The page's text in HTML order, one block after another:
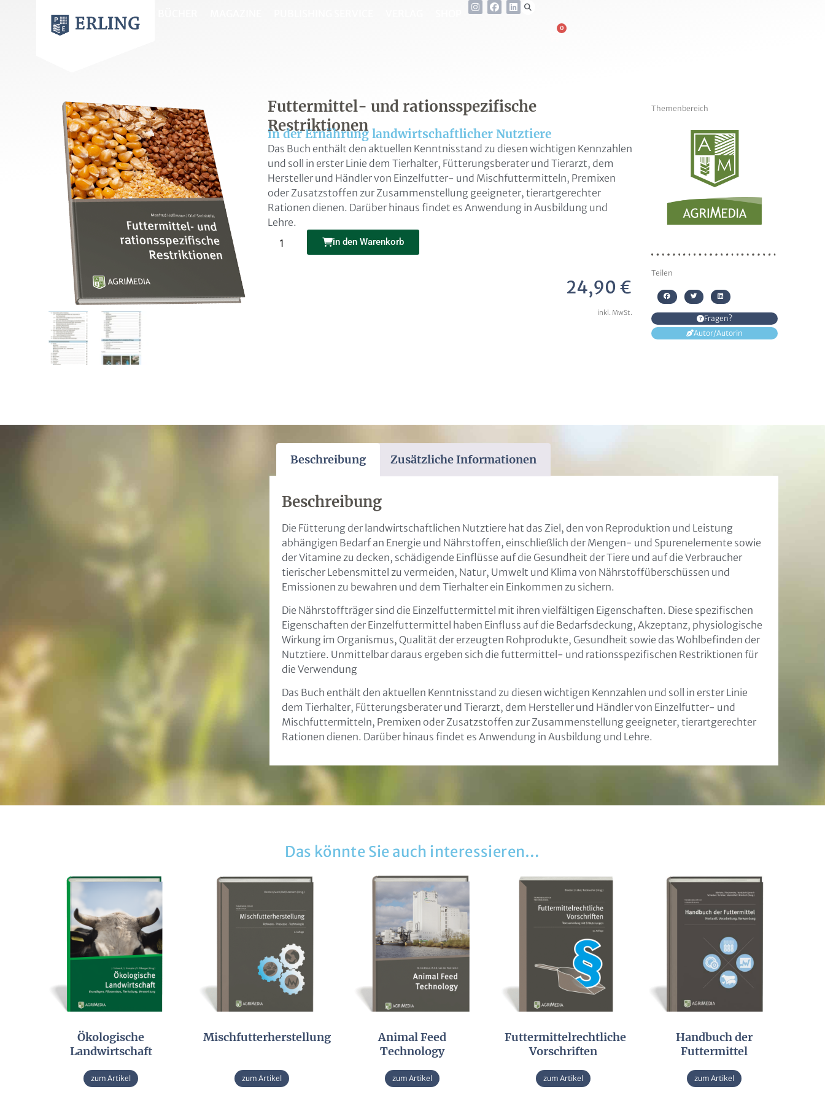
0
Futtermittel- und rationsspezifische
Restriktionen
in der Ernährung landwirtschaftlicher Nutztiere
Das Buch enthält den aktuellen Kenntnisstand zu diesen wichtigen Kennzahlen
und soll in erster Linie dem Tierhalter, Fütterungsberater und Tierarzt, dem
Hersteller und Händler von Einzelfutter- und Mischfuttermitteln, Premixen
oder Zusatzstoffen zur Zusammenstellung geeigneter, tierartgerechter
Rationen dienen. Darüber hinaus findet es Anwendung in Ausbildung und
Lehre.
in den Warenkorb
24,90€
inkl. MwSt.
Themenbereich
Teilen
Fragen?
Frage zur Publikation
meines Anliegens gespeichert werden können. Weitere Hinweise zum
Datenschutz und den Widerrufsmöglichkeiten in den
habe ich zur Kenntnis genommen
Autor/Autorin
Prof. Dr. Dr. Sven Dänicke
Prof. Dr. Gerhard Flachowsky
Prof. Dr. Johannes Isselstein
Prof. Dr. Heinz Jeroch
Prof. Dr. Hans Schenkel
Prof. Dr. Friedrich Schöne
Prof. Dr. Olaf Steinhöfel
Prof. Dr. Dr. habil. Wilhelm Windisch
Beschreibung Zusätzliche Informationen
Beschreibung
Die Fütterung der landwirtschaftlichen Nutztiere hat das Ziel, den von Reproduktion und Leistung
abhängigen Bedarf an Energie und Nährstoffen, einschließlich der Mengen- und Spurenelemente sowie
der Vitamine zu decken, schädigende Einflüsse auf die Gesundheit der Tiere und auf die Verbraucher
tierischer Lebensmittel zu vermeiden, Natur, Umwelt und Klima von Nährstoffüberschüssen und
Emissionen zu bewahren und dem Tierhalter ein Einkommen zu sichern.
Die Nährstoffträger sind die Einzelfuttermittel mit ihren vielfältigen Eigenschaften. Diese spezifischen
Eigenschaften der Einzelfuttermittel haben Einfluss auf die Bedarfsdeckung, Akzeptanz, physiologische
Wirkung im Organismus, Qualität der erzeugten Rohprodukte, Gesundheit sowie das Wohlbefinden der
Nutztiere. Unmittelbar daraus ergeben sich die futtermittel- und rationsspezifischen Restriktionen für
die Verwendung
Das Buch enthält den aktuellen Kenntnisstand zu diesen wichtigen Kennzahlen und soll in erster Linie
dem Tierhalter, Fütterungsberater und Tierarzt, dem Hersteller und Händler von Einzelfutter- und
Mischfuttermitteln, Premixen oder Zusatzstoffen zur Zusammenstellung geeigneter, tierartgerechter
Rationen dienen. Darüber hinaus findet es Anwendung in Ausbildung und Lehre.
Das könnte Sie auch interessieren…
Ökologische
Landwirtschaft
zum Artikel
Mischfutterherstellung
zum Artikel
Animal Feed
Technology
zum Artikel
Futtermittelrechtliche
Vorschriften
zum Artikel
Handbuch der
Futtermittel
zum Artikel